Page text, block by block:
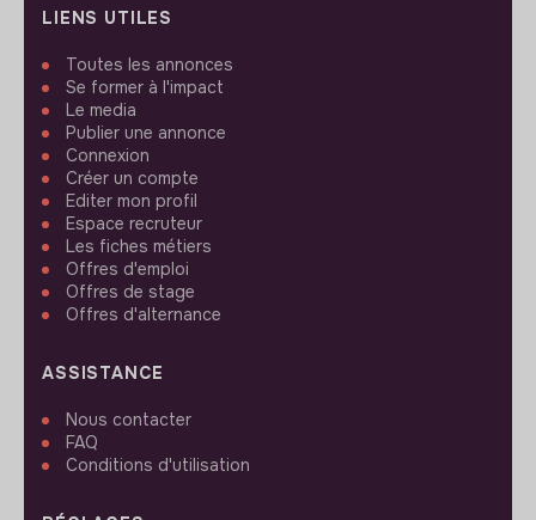
LIENS UTILES
Toutes les annonces
Se former à l'impact
Le media
Publier une annonce
Connexion
Créer un compte
Editer mon profil
Espace recruteur
Les fiches métiers
Offres d'emploi
Offres de stage
Offres d'alternance
ASSISTANCE
Nous contacter
FAQ
Conditions d'utilisation